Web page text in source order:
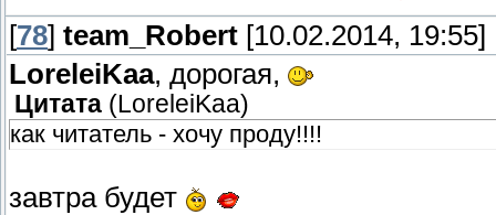
[78] team_Robert [10.02.2014, 19:55]
LoreleiKaa, дорогая,
Цитата ( LoreleiKaa)
как читатель - хочу проду!!!!
завтра будет